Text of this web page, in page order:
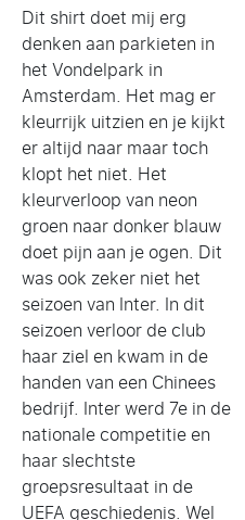
Dit shirt doet mij erg
denken aan parkieten in
het Vondelpark in
Amsterdam. Het mag er
kleurrijk uitzien en je kijkt
er altijd naar maar toch
klopt het niet. Het
kleurverloop van neon
groen naar donker blauw
doet pijn aan je ogen. Dit
was ook zeker niet het
seizoen van Inter. In dit
seizoen verloor de club
haar ziel en kwam in de
handen van een Chinees
bedrijf. Inter werd 7e in de
nationale competitie en
haar slechtste
groepsresultaat in de
UEFA geschiedenis. Wel